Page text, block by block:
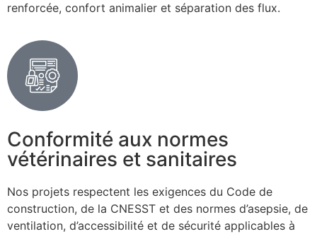
renforcée, confort animalier et séparation des flux.
Conformité aux normes
vétérinaires et sanitaires
Nos projets respectent les exigences du Code de
construction, de la CNESST et des normes d’asepsie, de
ventilation, d’accessibilité et de sécurité applicables à